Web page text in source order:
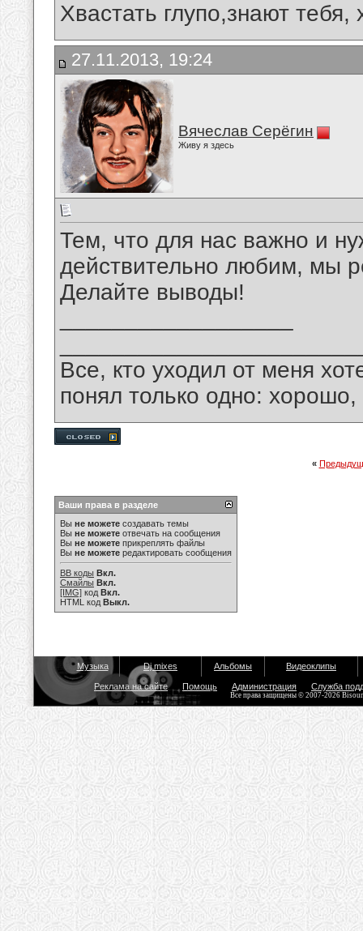
Хвастать глупо,знают тебя,
27.11.2013, 19:24
Вячеслав Серёгин
Живу я здесь
Тем, что для нас важно и
действительно любим, мы
Делайте выводы!
Все, кто уходил от меня
понял только одно:
«
Ваши права в разделе
Вы не можете создавать темы
Вы не можете отвечать на сообщения
Вы не можете прикреплять файлы
Вы не можете редактировать сообщения
BB коды Вкл.
Смайлы Вкл.
[IMG] код Вкл.
HTML код Выкл.
Музыка Dj mixes Альбомы Видеоклипы
Реклама на сайте Помощь Администрация Служба
Все права защищены © 2007-2026